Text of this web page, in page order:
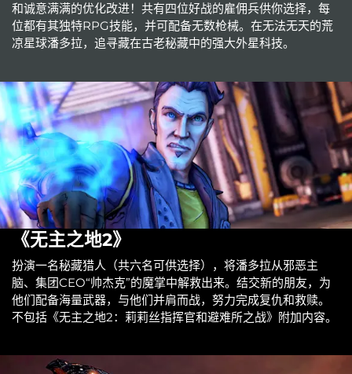
和诚意满满的优化改进！共有四位好战的雇佣兵供你选择，每
位都有其独特RPG技能，并可配备无数枪械。在无法无天的荒
凉星球潘多拉，追寻藏在古老秘藏中的强大外星科技。
《无主之地2》
扮演一名秘藏猎人（共六名可供选择），将潘多拉从邪恶主
脑、集团CEO“帅杰克”的魔掌中解救出来。结交新的朋友，为
他们配备海量武器，与他们并肩而战，努力完成复仇和救赎。
不包括《无主之地2：莉莉丝指挥官和避难所之战》附加内容。